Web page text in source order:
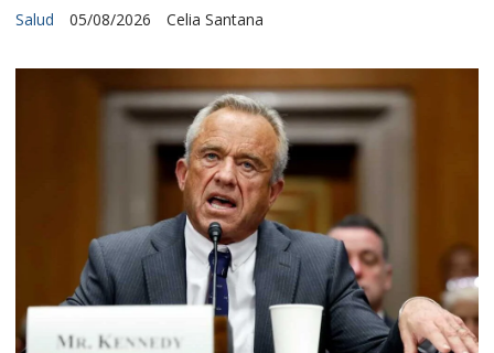
Celia Santana
Salud 05/08/2026